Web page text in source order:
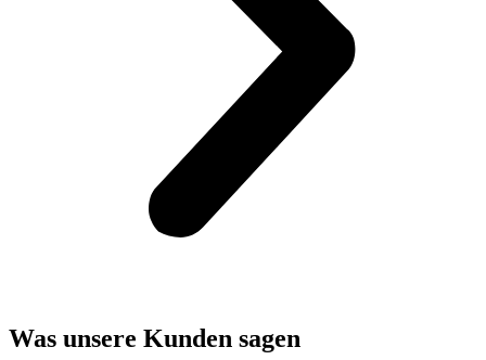
Was unsere Kunden sagen